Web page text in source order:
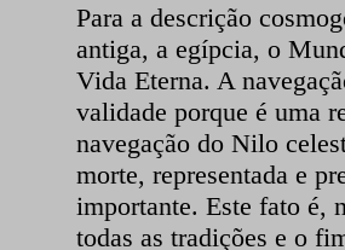
Para a descrição
antiga, a egípcia, o
Vida Eterna. A
validade porque é uma
navegação do Nilo
morte, representada e
importante. Este fato é,
todas as tradições e o